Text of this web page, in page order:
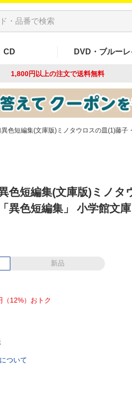
CD DVD・ブルーレ
1,800円以上の注文で送料無料
色短編集(文庫版)ミノタウロスの皿(1)藤子
色短編集(文庫版)ミノタ
異色短編集」 小学館文庫
新品
（12%）おトク
ついて